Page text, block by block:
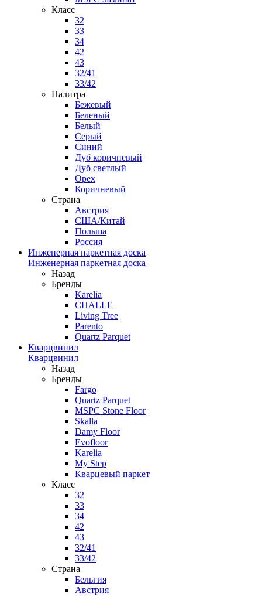
Класс
32
33
34
42
43
32/41
33/42
Палитра
Бежевый
Беленый
Белый
Серый
Синий
Дуб коричневый
Дуб светлый
Орех
Коричневый
Страна
Австрия
США/Китай
Польша
Россия
Инженерная паркетная доска
Инженерная паркетная доска
Назад
Бренды
Karelia
CHALLE
Living Tree
Parento
Quartz Parquet
Кварцвинил
Кварцвинил
Назад
Бренды
Fargo
Quartz Parquet
MSPC Stone Floor
Skalla
Damy Floor
Evofloor
Karelia
My Step
Кварцевый паркет
Класс
32
33
34
42
43
32/41
33/42
Страна
Бельгия
Австрия